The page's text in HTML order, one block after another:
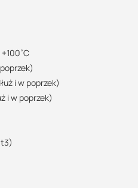
i w poprzek)
i w poprzek)